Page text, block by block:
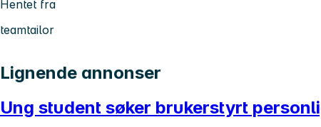
Hentet fra
teamtailor
Lignende annonser
Ung student søker brukerstyrt